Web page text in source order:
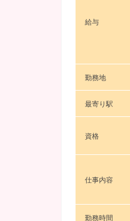
給与
勤務地
最寄り駅
資格
仕事内容
勤務時間